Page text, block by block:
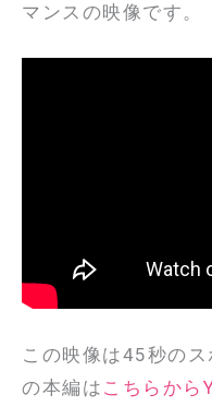
マンスの映像です。
この映像は45秒の
の本編は こちらから